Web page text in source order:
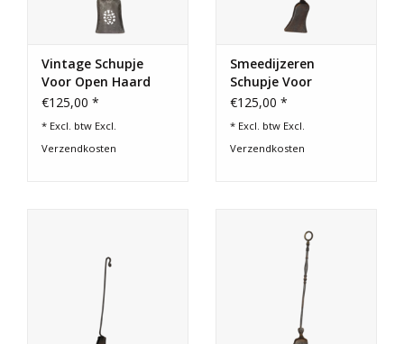
Vintage Schupje
Voor Open Haard
€125,00 *
* Excl. btw Excl.
Verzendkosten
Smeedijzeren
Schupje Voor
Origineel
€125,00 *
* Excl. btw Excl.
Verzendkosten